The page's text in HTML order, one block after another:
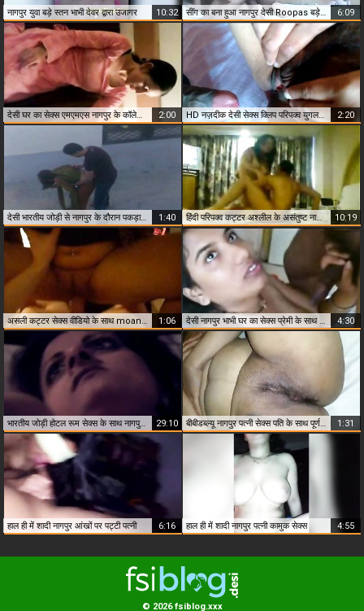
नागपुर युवा बड़े स्तन भाभी देवर द्वारा उजागर 10:32 6:09
देसी घर का सेक्स एमएमएस नागपुर के कॉलेज लड़कियों पट्टी करने के लिए नग्न शो 2:00 HD नज़दीक देसी सेक्स क्लिप परिपक्व युगल नागपुर से 2:20
देसी भारतीय जोड़ी से नागपुर के दौरान पकड़ा सेक्स 1:40 हिंदी परिपक्व कट्टर अश्लील के असंतुष्ट नागपुर भाभी 10:19
असली कट्टर सेक्स वीडियो के साथ moans से नागपुर भाभी 1:06 देसी नागपुर भाभी घर का सेक्स प्रेमी के साथ लीक 4:30
भारतीय जोड़ी होटल रूम सेक्स के साथ नागपुर भाभी 29:10 बीबीडब्ल्यू नागपुर पत्नी सेक्स पति के साथ पूर्ण HD 1:31
हाल ही में शादी नागपुर आंखों पर पट्टी पत्नी 6:16 हाल ही में शादी नागपुर पत्नी कामुक सेक्स 4:55
© 2026 fsiblog.xxx